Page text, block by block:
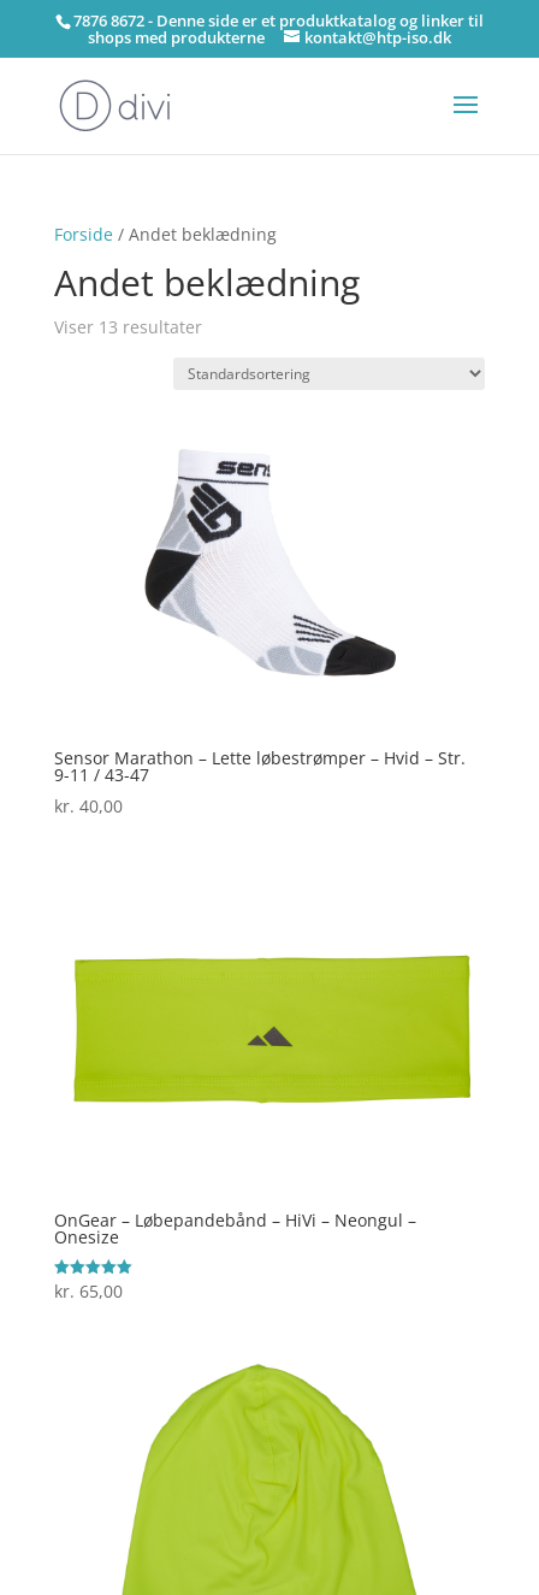
7876 8672 - Denne side er et produktkatalog og linker til
shops med produkterne kontakt@htp-iso.dk
Forside/ Andet beklædning
Andet beklædning
Viser 13 resultater
Sensor Marathon – Lette løbestrømper – Hvid – Str.
9-11 / 43-47
kr. 40,00
OnGear – Løbepandebånd – HiVi – Neongul –
Onesize
Vurderet
5
kr. 65,00